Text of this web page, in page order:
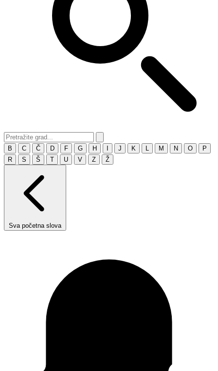
B C Č D F G H J K M N O
P
R
S Š T U V Z Ž
Sva početna slova